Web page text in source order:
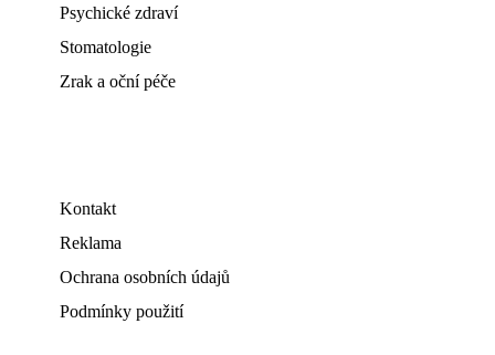
Psychické zdraví
Stomatologie
Zrak a oční péče
Kontakt
Reklama
Ochrana osobních údajů
Podmínky použití